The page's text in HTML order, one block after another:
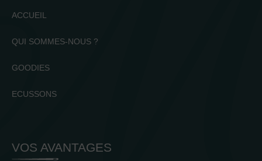
ACCUEIL
QUI SOMMES-NOUS ?
GOODIES
ECUSSONS
VOS AVANTAGES